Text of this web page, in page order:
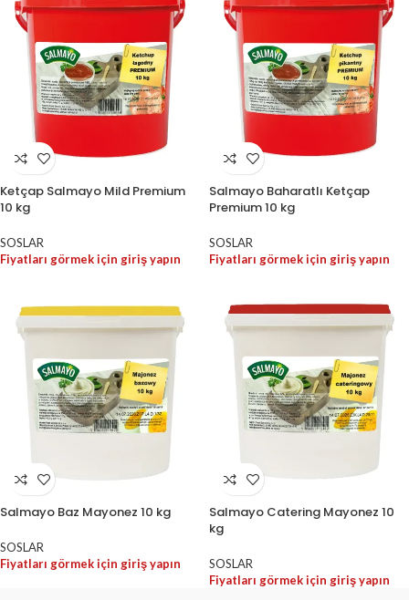
Ketçap Salmayo Mild Premium
10 kg
SOSLAR
Fiyatları görmek için giriş yapın
Salmayo Baharatlı Ketçap
Premium 10 kg
SOSLAR
Fiyatları görmek için giriş yapın
Salmayo Baz Mayonez 10 kg
SOSLAR
Fiyatları görmek için giriş yapın
Salmayo Catering Mayonez 10
kg
SOSLAR
Fiyatları görmek için giriş yapın